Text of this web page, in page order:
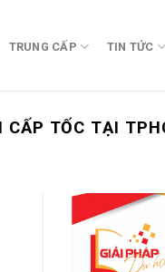
TRUNG CẤP TIN TỨC
CẤP TỐC TẠI